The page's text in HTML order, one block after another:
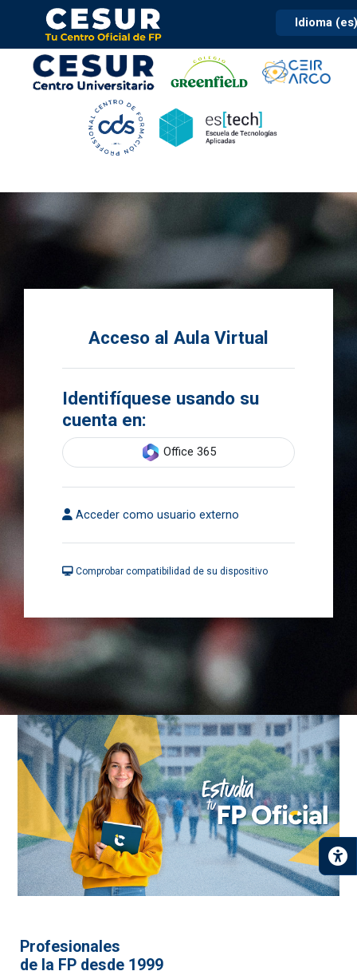
Contenido principal
Menú principal
Pie de página
Panel de accesibilidad
Salta al contenido principal
Idioma
Acceso al Aula Virtual
Identifíquese usando su
cuenta en:
Office 365
Acceder como usuario externo
Comprobar compatibilidad de su dispositivo
Profesionales
de la FP desde 1999